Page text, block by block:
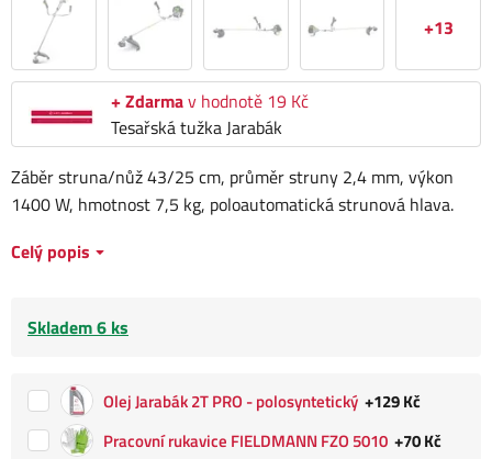
+13
+ Zdarmav hodnotě 19 Kč
Tesařská tužka Jarabák
Záběr struna/nůž 43/25 cm, průměr struny 2,4 mm, výkon
1400 W, hmotnost 7,5 kg, poloautomatická strunová hlava.
Celý popis
Skladem 6 ks
Olej Jarabák 2T PRO - polosyntetický +129 Kč
Pracovní rukavice FIELDMANN FZO 5010 +70 Kč